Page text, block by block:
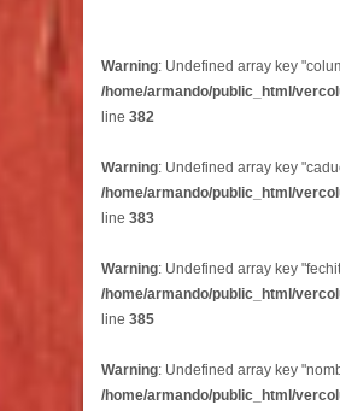
Warning: Undefined array key
/home/armando/public_html/
line 382
Warning: Undefined array key
/home/armando/public_html/
line 383
Warning: Undefined array key
/home/armando/public_html/
line 385
Warning: Undefined array key
/home/armando/public_html/